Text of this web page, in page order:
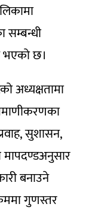
सम्बन्धी
भएको छ।
अध्यक्षतामा
सुशासन,
मापदण्डअनुसार
बनाउने
गुणस्तर